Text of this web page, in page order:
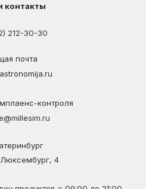
контакты
212-30-30
почта
контроля
4